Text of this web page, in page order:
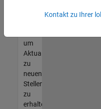
unseres
um
Aktualisierungen
zu
neuen
Stellenangeboten
zu
erhalten.
Kontakt zu Ihrer